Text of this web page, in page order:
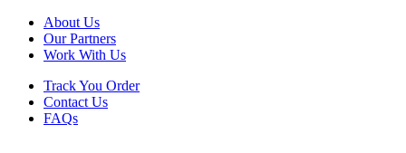
About Us
Our Partners
Work With Us
Track You Order
Contact Us
FAQs